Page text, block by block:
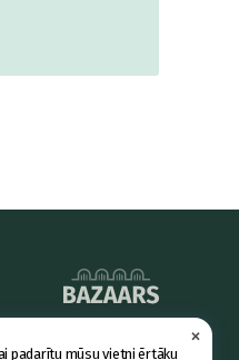
×
padarītu mūsu vietni ērtāku